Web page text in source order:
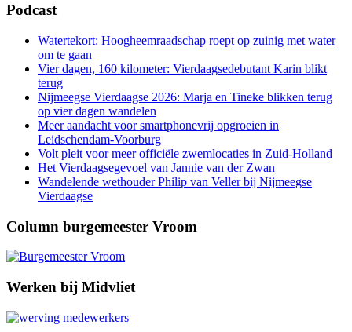
Podcast
Watertekort: Hoogheemraadschap roept op zuinig met water
om te gaan
Vier dagen, 160 kilometer: Vierdaagsedebutant Karin blikt
terug
Nijmeegse Vierdaagse 2026: Marja en Tineke blikken terug
op vier dagen wandelen
Meer aandacht voor smartphonevrij opgroeien in
Leidschendam-Voorburg
Volt pleit voor meer officiële zwemlocaties in Zuid-Holland
Het Vierdaagsegevoel van Jannie van der Zwan
Wandelende wethouder Philip van Veller bij Nijmeegse
Vierdaagse
Column burgemeester Vroom
Werken bij Midvliet